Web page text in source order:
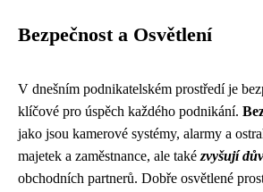
Bezpečnost a Osvětlení
V dnešním podnikatelském prostředí je
klíčové pro úspěch každého podnikání.
jako jsou kamerové systémy, alarmy a
majetek a zaměstnance, ale také zvyšují
obchodních partnerů. Dobře osvětlené